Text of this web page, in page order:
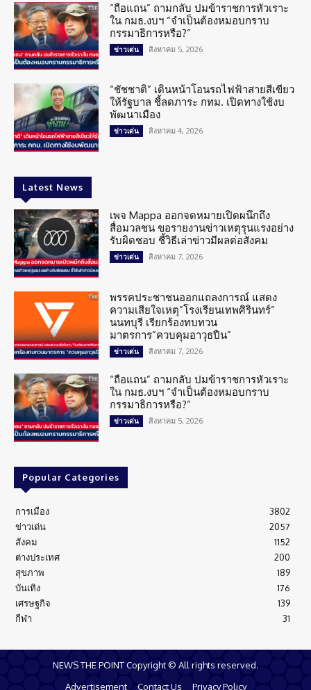
“ถือแถน” ถามกลับ ปมข้าราชการหัวเราะ
ใน กมธ.งบฯ “จำเป็นต้องหมอบกราบ
กรรมาธิการหรือ?”
ข่าวเด่น สิงหาคม 5, 2026
“ชัชชาติ” เดินหน้าโอนรถไฟฟ้าสายสีเขียว
ให้รัฐบาล ชี้ลดภาระ กทม. เปิดทางใช้งบ
พัฒนาเมือง
ข่าวเด่น สิงหาคม 4, 2026
Latest News
เพจ Mappa ออกจดหมายเปิดผนึกถึง
สื่อมวลชน ขอรายงานข่าวเหตุรุนแรงอย่าง
รับผิดชอบ ชี้วิธีเล่าข่าวมีผลต่อสังคม
ข่าวเด่น สิงหาคม 7, 2026
พรรคประชาชนออกแถลงการณ์ แสดง
ความเสียใจเหตุ”โรงเรียนเทพศิรินทร์”
นนทบุรี เรียกร้องทบทวน
มาตรการ”ควบคุมอาวุธปืน”
ข่าวเด่น สิงหาคม 7, 2026
“ถือแถน” ถามกลับ ปมข้าราชการหัวเราะ
ใน กมธ.งบฯ “จำเป็นต้องหมอบกราบ
กรรมาธิการหรือ?”
ข่าวเด่น สิงหาคม 5, 2026
Popular Categories
การเมือง
3802
ข่าวเด่น
2057
สังคม
1152
ต่างประเทศ
200
สุขภาพ
189
บันเทิง
176
เศรษฐกิจ
139
กีฬา
31
NEWS THE POINT Copyright © All rights reserved.
Advertisement
Contact Us Privacy Policy